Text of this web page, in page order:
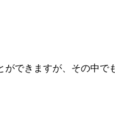
できますが、その中